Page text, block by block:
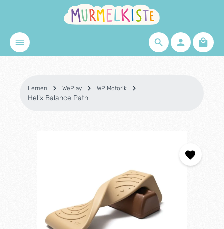
Zum Hauptinhalt springen
Lernen WePlay WP Motorik
Helix Balance Path